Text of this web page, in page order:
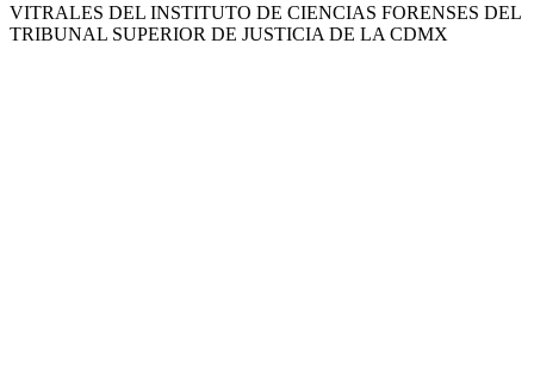
VITRALES DEL INSTITUTO DE CIENCIAS FORENSES DEL
TRIBUNAL SUPERIOR DE JUSTICIA DE LA CDMX